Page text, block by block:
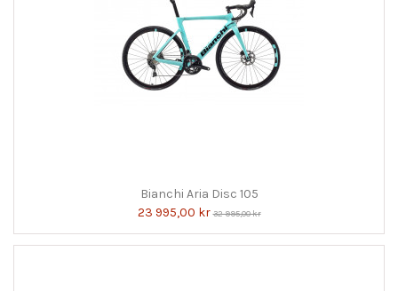
Bianchi Aria Disc 105
23 995,00 kr32 995,00 kr